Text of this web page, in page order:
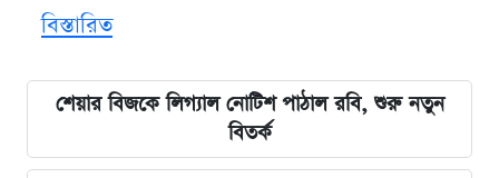
বিস্তারিত
শেয়ার বিজকে লিগ্যাল নোটিশ পাঠাল রবি, শুরু নতুন
বিতর্ক